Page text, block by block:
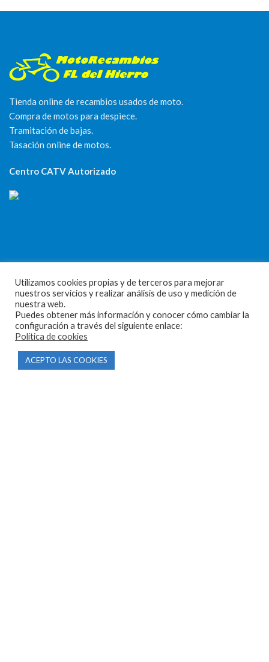
Tienda online de recambios usados de moto.
Compra de motos para despiece.
Tramitación de bajas.
Tasación online de motos.
Centro CATV Autorizado
CONTACTO
Parque Empresarial Las Condas , Nave 1
05440 Piedralaves-Ávila
603 57 44 50
info@motorecambiosfldelhierro.com
Utilizamos cookies propias y de terceros para mejorar
nuestros servicios y realizar análisis de uso y medición de
nuestra web.
Puedes obtener más información y conocer cómo cambiar la
configuración a través del siguiente enlace:
Política de cookies
ACEPTO LAS COOKIES